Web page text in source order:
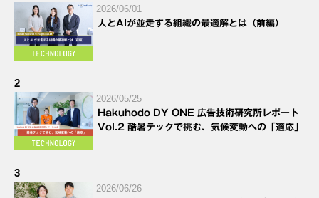
2026/06/01
人とAIが並走する組織の最適解とは（前編）
2
2026/05/25
Hakuhodo DY ONE 広告技術研究所レポート
Vol.2 酷暑テックで挑む、気候変動への「適応」
3
2026/06/26